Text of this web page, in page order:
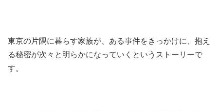
東京の片隅に暮らす家族が、ある事件をきっかけに、抱え
る秘密が次々と明らかになっていくというストーリーで
す。